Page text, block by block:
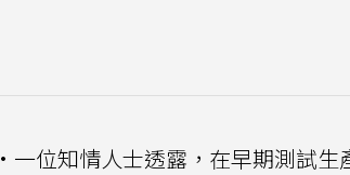
·一位知情人士透露，在早期測試